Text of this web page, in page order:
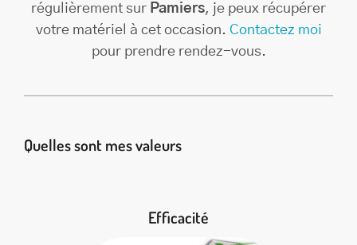
régulièrement sur Pamiers, je peux récupérer
votre matériel à cet occasion. Contactez moi
pour prendre rendez-vous.
Quelles sont mes valeurs
Efficacité